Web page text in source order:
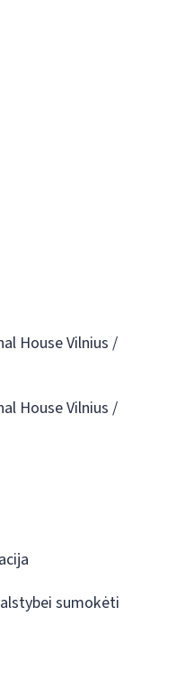
House Vilnius /
House Vilnius /
sumokėti